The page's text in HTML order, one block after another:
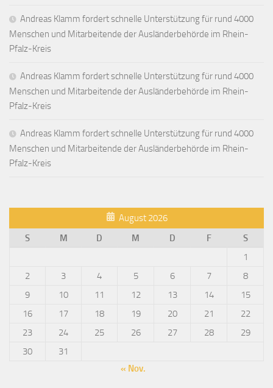
Andreas Klamm fordert schnelle Unterstützung für rund 4000
Menschen und Mitarbeitende der Ausländerbehörde im Rhein-
Pfalz-Kreis
Andreas Klamm fordert schnelle Unterstützung für rund 4000
Menschen und Mitarbeitende der Ausländerbehörde im Rhein-
Pfalz-Kreis
Andreas Klamm fordert schnelle Unterstützung für rund 4000
Menschen und Mitarbeitende der Ausländerbehörde im Rhein-
Pfalz-Kreis
August 2026
S
M D M D F
S
1
2
3 4 5 6 7
8
9
10 11 12 13 14
15
16
17 18 19 20 21
22
23
24 25 26 27 28
29
30
31
« Nov.